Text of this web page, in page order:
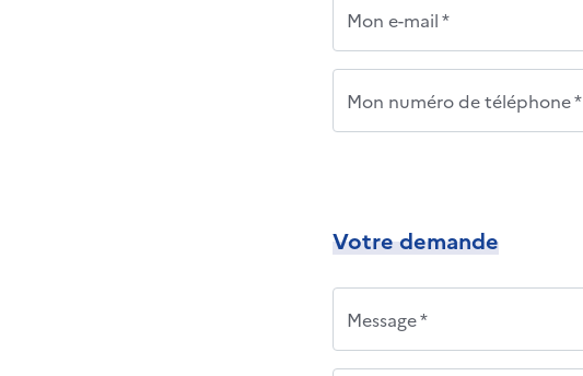
Mon e-mail *
Mon numéro de téléphone *
Votre demande
Message *